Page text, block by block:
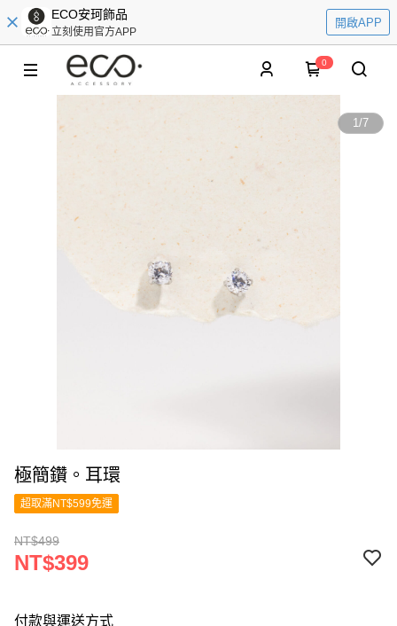
ECO安珂飾品
立刻使用官方APP
開啟APP
0
1/7
極簡鑽。耳環
超取滿NT$599免運
NT$499
NT$399
付款與運送方式